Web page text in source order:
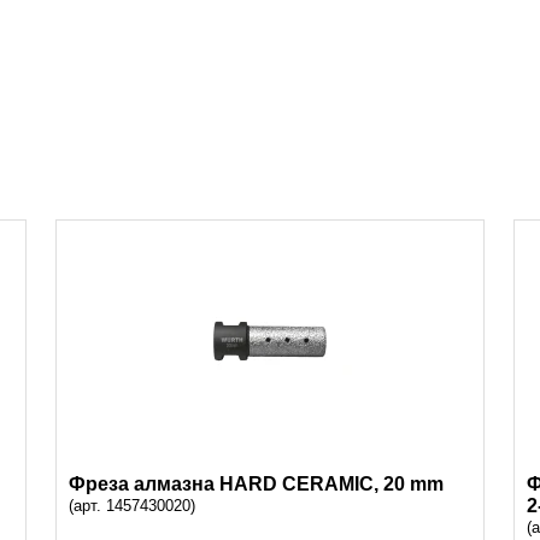
Фреза алмазна HARD CERAMIC, 20 mm
(арт. 1457430020)